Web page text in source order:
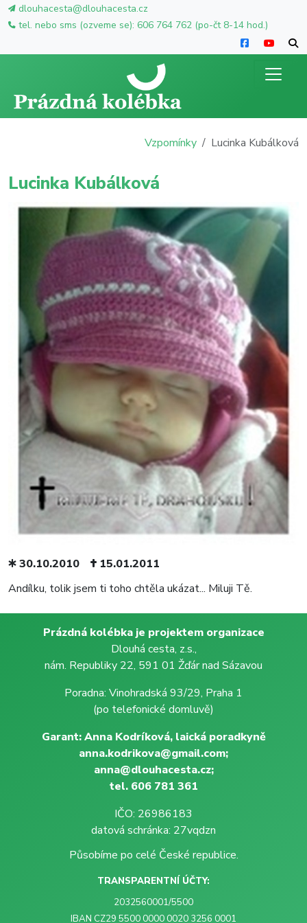
dlouhacesta@dlouhacesta.cz
tel. nebo sms (ozveme se): 606 764 762 (po-čt 8-14 hod.)
Vzpomínky Lucinka Kubálková
Lucinka Kubálková
30.10.2010
15.01.2011
Andílku, tolik jsem ti toho chtěla ukázat... Miluji Tě.
Prázdná kolébka je projektem organizace
Dlouhá cesta, z.s.,
nám. Republiky 22, 591 01 Žďár nad Sázavou
Poradna: Vinohradská 93/29, Praha 1
(po telefonické domluvě)
Garant: Anna Kodríková, laická poradkyně
anna.kodrikova@gmail.com;
anna@dlouhacesta.cz;
tel. 606 781 361
IČO: 26986183
datová schránka: 27vqdzn
Působíme po celé České republice.
TRANSPARENTNÍ ÚČTY:
2032560001/5500
IBAN CZ29 5500 0000 0020 3256 0001